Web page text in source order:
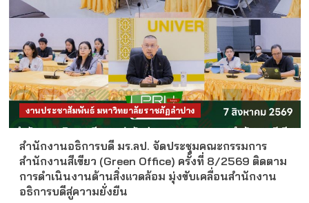
งานประชาสัมพันธ์ มหาวิทยาลัยราชภัฏลำปาง
สำนักงานอธิการบดี มร.ลป. จัดประชุมคณะกรรมการ
สำนักงานสีเขียว (Green Office) ครั้งที่ 8/2569 ติดตาม
การดำเนินงานด้านสิ่งแวดล้อม มุ่งขับเคลื่อนสำนักงาน
อธิการบดีสู่ความยั่งยืน